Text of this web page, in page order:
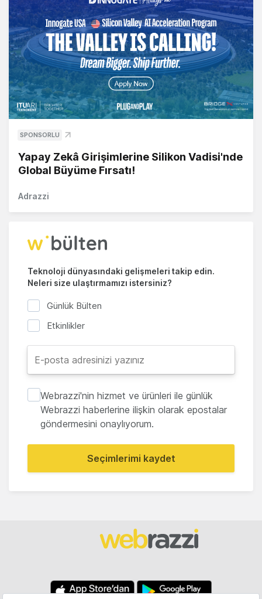
SPONSORLU
Yapay Zekâ Girişimlerine Silikon Vadisi'nde
Global Büyüme Fırsatı!
Adrazzi
Teknoloji dünyasındaki gelişmeleri takip edin.
Neleri size ulaştırmamızı istersiniz?
Günlük Bülten
Etkinlikler
Webrazzi'nin hizmet ve ürünleri ile günlük
Webrazzi haberlerine ilişkin olarak epostalar
göndermesini onaylıyorum.
Seçimlerimi kaydet